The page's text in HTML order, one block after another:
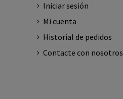
Iniciar sesión
Mi cuenta
Historial de pedidos
Contacte con nosotros